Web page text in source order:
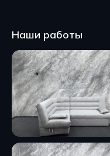
Наши работы